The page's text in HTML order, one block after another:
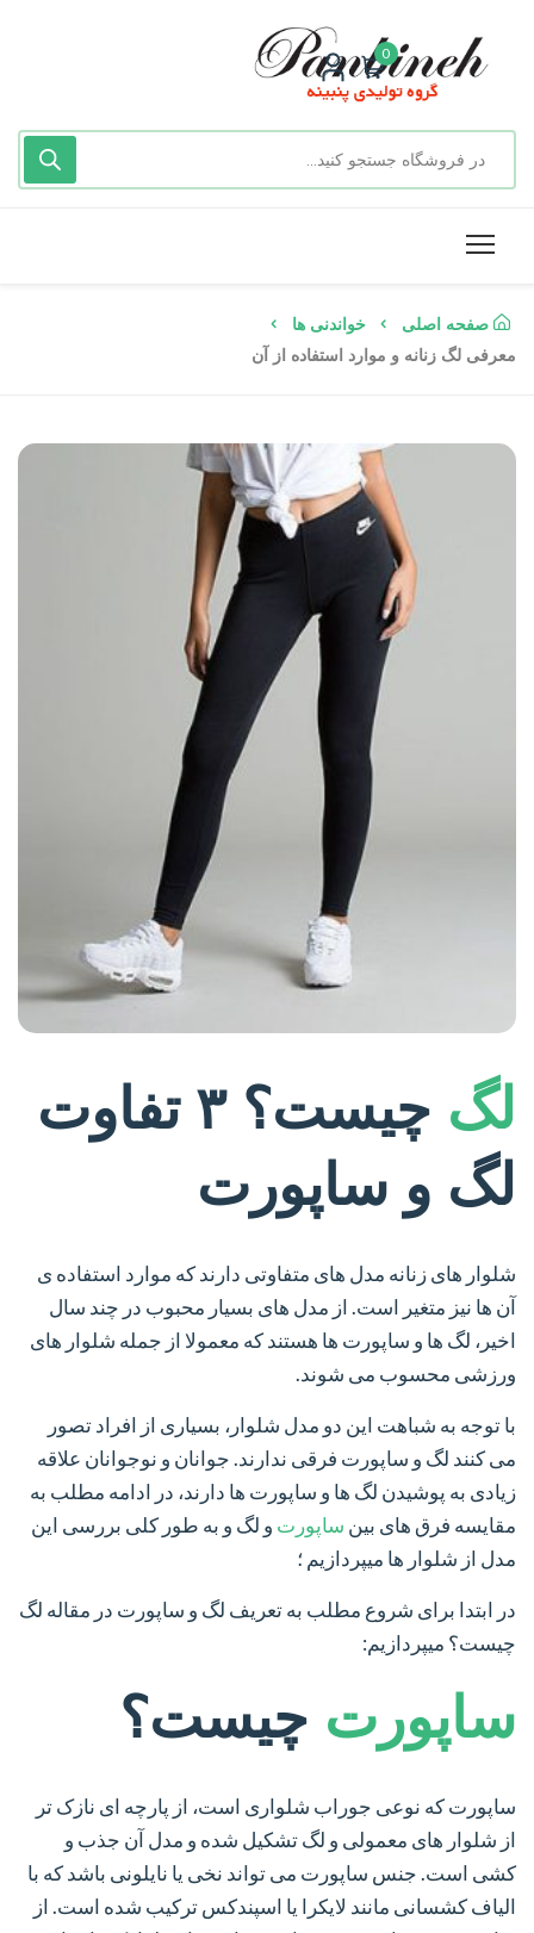
0
صفحه اصلی
خواندنی ها
معرفی لگ زنانه و موارد استفاده از آن
لگ
چیست؟ ۳ تفاوت
لگ و ساپورت
شلوار های زنانه مدل های متفاوتی دارند که موارد استفاده ی
آن ها نیز متغیر است. از مدل های بسیار محبوب در چند سال
اخیر، لگ ها و ساپورت ها هستند که معمولا از جمله شلوار های
ورزشی محسوب می شوند.
با توجه به شباهت این دو مدل شلوار، بسیاری از افراد تصور
می کنند لگ و ساپورت فرقی ندارند. جوانان و نوجوانان علاقه
زیادی به پوشیدن لگ ها و ساپورت ها دارند، در ادامه مطلب به
مقایسه فرق های بین ساپورت و لگ و به طور کلی بررسی این
مدل از شلوار ها میپردازیم ؛
در ابتدا برای شروع مطلب به تعریف لگ و ساپورت در مقاله لگ
چیست؟ میپردازیم:
ساپورت چیست؟
ساپورت که نوعی جوراب شلواری است، از پارچه ای نازک تر
از شلوار های معمولی و لگ تشکیل شده و مدل آن جذب و
کشی است. جنس ساپورت می تواند نخی یا نایلونی باشد که با
الیاف کشسانی مانند لایکرا یا اسپندکس ترکیب شده است. از